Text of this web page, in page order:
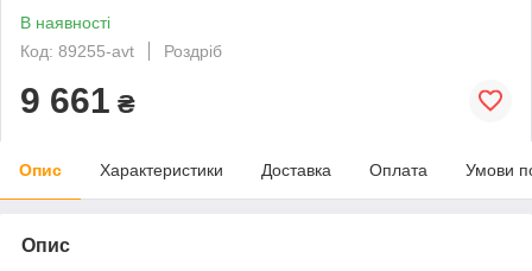
В наявності
Код: 89255-avt
Роздріб
9 661 ₴
Опис Характеристики Доставка Оплата Умови
Опис